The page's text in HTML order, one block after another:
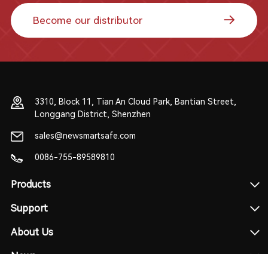
Become our distributor
3310, Block 11, Tian An Cloud Park, Bantian Street,
Longgang District, Shenzhen
sales@newsmartsafe.com
0086-755-89589810
Products
Support
About Us